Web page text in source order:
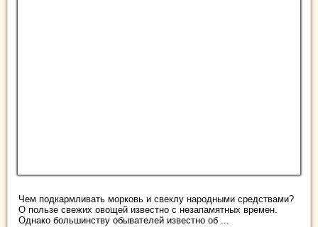
Чем подкармливать морковь и свеклу народными средствами?
О пользе свежих овощей известно с незапамятных времен.
Однако большинству обывателей известно об ...